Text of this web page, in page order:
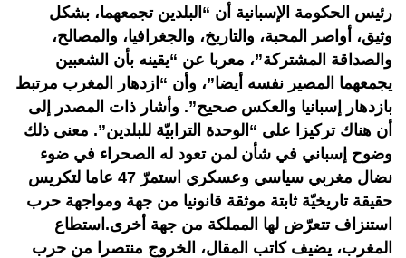
رئيس الحكومة الإسبانية أن “البلدين تجمعهما، بشكل
وثيق، أواصر المحبة، والتاريخ، والجغرافيا، والمصالح،
والصداقة المشتركة”، معربا عن “يقينه بأن الشعبين
يجمعهما المصير نفسه أيضا”، وأن “ازدهار المغرب مرتبط
بازدهار إسبانيا والعكس صحيح”. وأشار ذات المصدر إلى
أن هناك تركيزا على “الوحدة الترابيّة للبلدين”. معنى ذلك
وضوح إسباني في شأن لمن تعود له الصحراء في ضوء
نضال مغربي سياسي وعسكري استمرّ 47 عاما لتكريس
حقيقة تاريخيّة ثابتة موثقة قانونيا من جهة ومواجهة حرب
استنزاف تتعرّض لها المملكة من جهة أخرى.استطاع
المغرب، يضيف كاتب المقال، الخروج منتصرا من حرب